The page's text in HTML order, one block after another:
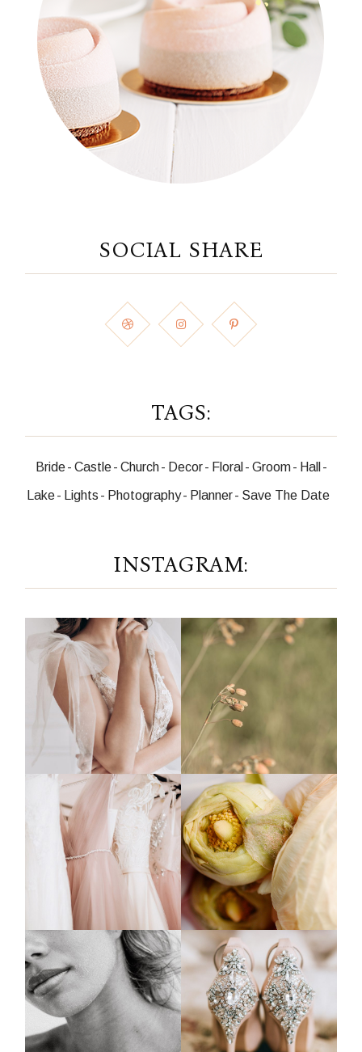
SOCIAL SHARE
TAGS:
Bride Castle Church Decor Floral Groom Hall
Lake Lights Photography Planner Save The Date
INSTAGRAM: